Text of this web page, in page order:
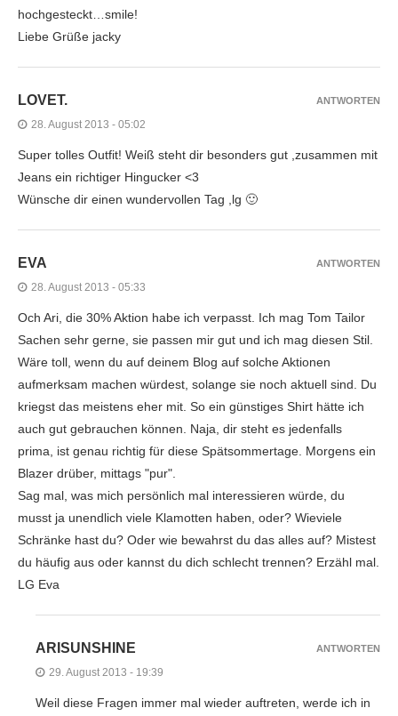
hochgesteckt…smile!
Liebe Grüße jacky
LOVET.
28. August 2013 - 05:02
Super tolles Outfit! Weiß steht dir besonders gut ,zusammen mit
Jeans ein richtiger Hingucker <3
Wünsche dir einen wundervollen Tag ,lg 🙂
ANTWORTEN
EVA
28. August 2013 - 05:33
Och Ari, die 30% Aktion habe ich verpasst. Ich mag Tom Tailor
Sachen sehr gerne, sie passen mir gut und ich mag diesen Stil.
Wäre toll, wenn du auf deinem Blog auf solche Aktionen
aufmerksam machen würdest, solange sie noch aktuell sind. Du
kriegst das meistens eher mit. So ein günstiges Shirt hätte ich
auch gut gebrauchen können. Naja, dir steht es jedenfalls
prima, ist genau richtig für diese Spätsommertage. Morgens ein
Blazer drüber, mittags "pur".
Sag mal, was mich persönlich mal interessieren würde, du
musst ja unendlich viele Klamotten haben, oder? Wieviele
Schränke hast du? Oder wie bewahrst du das alles auf? Mistest
du häufig aus oder kannst du dich schlecht trennen? Erzähl mal.
LG Eva
ANTWORTEN
ARISUNSHINE
29. August 2013 - 19:39
Weil diese Fragen immer mal wieder auftreten, werde ich in
ANTWORTEN